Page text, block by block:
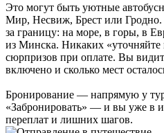
Это могут быть уютные
Мир, Несвиж, Брест или
за границу: на море, в горы, в
из Минска. Никаких «уточняйте
сюрпризов при оплате. Вы
включено и сколько мест
Бронирование — напрямую у
«Забронировать» — и вы уже в
переплат и лишних шагов.